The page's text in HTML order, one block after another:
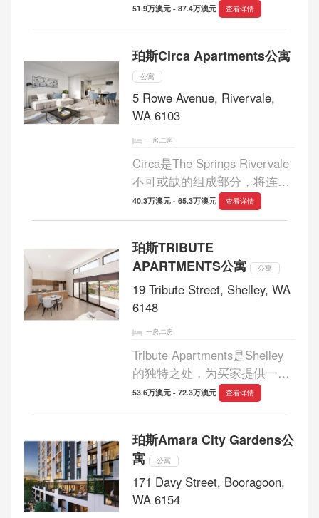
距离天鹅河仅有几步之遥。 40
号公寓是一间瓷砖升级公寓。
方米的宽敞阳台和86平方米的
内部生活空间。...
51.9万澳元 - 87.4万澳元 查看详情
珀斯Circa Apartments公寓
公寓
5 Rowe Avenue, Rivervale,
WA 6103
一房,二房
Circa是The Springs Rivervale
不可或缺的组成部分，将连接
居民与周围社区，以及各种体
育，休闲，娱乐，位于十公里
点。 Circa为您提供了一种您
在其他任何地方...
40.3万澳元 - 65.3万澳元 查看详情
珀斯TRIBUTE
APARTMENTS公寓
公寓
19 Tribute Street, Shelley, WA
6148
一房,二房
Tribute Apartments是Shelley
的独特之处，为买家提供一次
性的机会，让他们以实惠的价
格在美丽的河滨郊区获得立足
个咖啡厅，办公室和14个单人
和两个床公寓。...
53.6万澳元 - 72.3万澳元 查看详情
珀斯Amara City Gardens公
寓
公寓
171 Davy Street, Booragoon,
WA 6154